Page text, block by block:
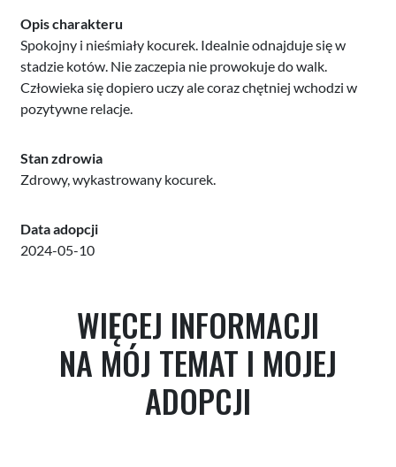
Opis charakteru
Spokojny i nieśmiały kocurek. Idealnie odnajduje się w
stadzie kotów. Nie zaczepia nie prowokuje do walk.
Człowieka się dopiero uczy ale coraz chętniej wchodzi w
pozytywne relacje.
Stan zdrowia
Zdrowy, wykastrowany kocurek.
Data adopcji
2024-05-10
WIĘCEJ INFORMACJI
NA MÓJ TEMAT I MOJEJ
ADOPCJI